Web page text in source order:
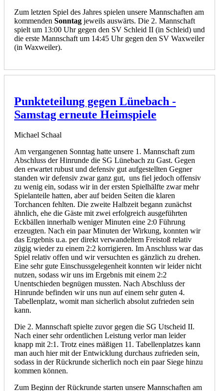
Zum letzten Spiel des Jahres spielen unsere Mannschaften am
kommenden Sonntag jeweils auswärts. Die 2. Mannschaft
spielt um 13:00 Uhr gegen den SV Schleid II (in Schleid) und
die erste Mannschaft um 14:45 Uhr gegen den SV Waxweiler
(in Waxweiler).
Punkteteilung gegen Lünebach -
Samstag erneute Heimspiele
Michael Schaal
Am vergangenen Sonntag hatte unsere 1. Mannschaft zum
Abschluss der Hinrunde die SG Lünebach zu Gast. Gegen
den erwartet rubust und defensiv gut aufgestellten Gegner
standen wir defensiv zwar ganz gut, uns fiel jedoch offensiv
zu wenig ein, sodass wir in der ersten Spielhälfte zwar mehr
Spielanteile hatten, aber auf beiden Seiten die klaren
Torchancen fehlten. Die zweite Halbzeit begann zunächst
ähnlich, ehe die Gäste mit zwei erfolgreich ausgeführten
Eckbällen innerhalb weniger Minuten eine 2:0 Führung
erzeugten. Nach ein paar Minuten der Wirkung, konnten wir
das Ergebnis u.a. per direkt verwandeltem Freistoß relativ
zügig wieder zu einem 2:2 korrigieren. Im Anschluss war das
Spiel relativ offen und wir versuchten es gänzlich zu drehen.
Eine sehr gute Einschussgelegenheit konnten wir leider nicht
nutzen, sodass wir uns im Ergebnis mit einem 2:2
Unentschieden begnügen mussten. Nach Abschluss der
Hinrunde befinden wir uns nun auf einem sehr guten 4.
Tabellenplatz, womit man sicherlich absolut zufrieden sein
kann.
Die 2. Mannschaft spielte zuvor gegen die SG Utscheid II.
Nach einer sehr ordentlichen Leistung verlor man leider
knapp mit 2:1. Trotz eines mäßigen 11. Tabellenplatzes kann
man auch hier mit der Entwicklung durchaus zufrieden sein,
sodass in der Rückrunde sicherlich noch ein paar Siege hinzu
kommen können.
Zum Beginn der Rückrunde starten unsere Mannschaften am